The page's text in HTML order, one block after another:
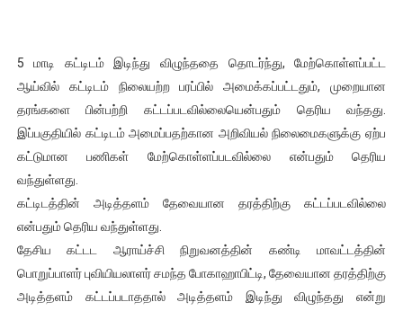
இளையராஜா – கமல் அவசர சந்திப்பு (படங்கள், விடியோ)
ஜனாதிபதி ஐக்கிய நாடுகளின் பொதுச் சபை கூட்டத்தில் இன்று
32 CM விநோத கன்றுக்குட்டி! (வீடியோ)
வலிமை தான் அஜித் திரைப்பயணத்திலே அதிக காலெக்ஷன் செய்த
5 மாடி கட்டிடம் இடிந்து விழுந்ததை தொடர்ந்து, மேற்கொள்ளப்பட்ட
ஆய்வில் கட்டிடம் நிலையற்ற பரப்பில் அமைக்கப்பட்டதும், முறையான
தரங்களை பின்பற்றி கட்டப்படவில்லையென்பதும் தெரிய வந்தது.
இப்பகுதியில் கட்டிடம் அமைப்பதற்கான அறிவியல் நிலைமைகளுக்கு ஏற்ப
கட்டுமான பணிகள் மேற்கொள்ளப்படவில்லை என்பதும் தெரிய
வந்துள்ளது.
கட்டிடத்தின் அடித்தளம் தேவையான தரத்திற்கு கட்டப்படவில்லை
என்பதும் தெரிய வந்துள்ளது.
தேசிய கட்டட ஆராய்ச்சி நிறுவனத்தின் கண்டி மாவட்டத்தின்
பொறுப்பாளர் புவியியலாளர் சமந்த போகாஹாபிட்டி, தேவையான தரத்திற்கு
அடித்தளம் கட்டப்படாததால் அடித்தளம் இடிந்து விழுந்தது என்று